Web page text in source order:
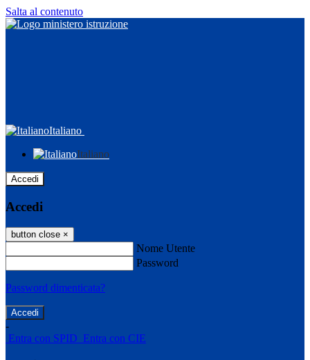
Salta al contenuto
Italiano
Italiano
Accedi
Accedi
button close ×
Nome Utente
Password
Password dimenticata?
-
Entra con SPID Entra con CIE